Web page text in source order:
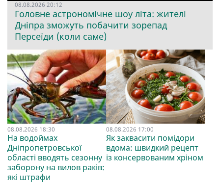
08.08.2026 20:12
Головне астрономічне шоу літа: жителі
Дніпра зможуть побачити зорепад
Персеїди (коли саме)
08.08.2026 18:30
На водоймах
Дніпропетровської
області вводять сезонну
заборону на вилов раків:
які штрафи
08.08.2026 17:00
Як заквасити помідори
вдома: швидкий рецепт
із консервованим хріном